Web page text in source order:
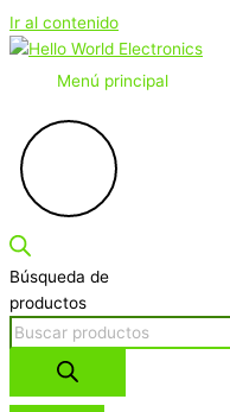
Ir al contenido
Menú principal
Búsqueda de
productos